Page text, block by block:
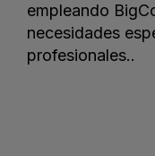
empleando
necesidades
profesionales..